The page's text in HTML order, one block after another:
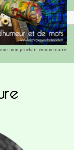
mon prochain commentaire.
les